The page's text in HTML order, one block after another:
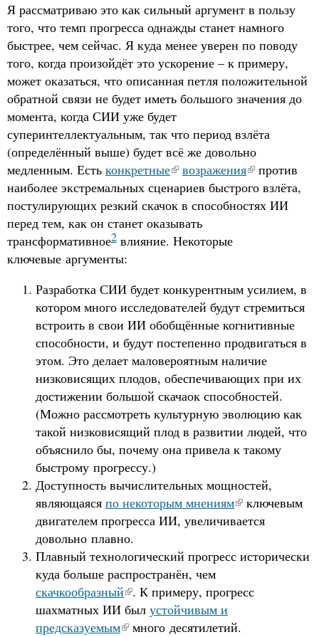
Я рассматриваю это как сильный аргумент в пользу
того, что темп прогресса однажды станет намного
быстрее, чем сейчас. Я куда менее уверен по поводу
того, когда произойдёт это ускорение – к примеру,
может оказаться, что описанная петля положительной
обратной связи не будет иметь большого значения до
момента, когда СИИ уже будет
суперинтеллектуальным, так что период взлёта
(определённый выше) будет всё же довольно
медленным. Есть конкретные возражения
против
наиболее экстремальных сценариев быстрого взлёта,
постулирующих резкий скачок в способностях ИИ
перед тем, как он станет оказывать
трансформативное2 влияние. Некоторые
ключевые аргументы:
Разработка СИИ будет конкурентным усилием, в
котором много исследователей будут стремиться
встроить в свои ИИ обобщённые когнитивные
способности, и будут постепенно продвигаться в
этом. Это делает маловероятным наличие
низковисящих плодов, обеспечивающих при их
достижении большой скачаок способностей.
(Можно рассмотреть культурную эволюцию как
такой низковисящий плод в развитии людей, что
объяснило бы, почему она привела к такому
быстрому прогрессу.)
Доступность вычислительных мощностей,
являющаяся по некоторым мнениям
ключевым
двигателем прогресса ИИ, увеличивается
довольно плавно.
Плавный технологический прогресс исторически
куда больше распространён, чем
скачкообразный . К примеру, прогресс
шахматных ИИ был устойчивым и
предсказуемым
много десятилетий.